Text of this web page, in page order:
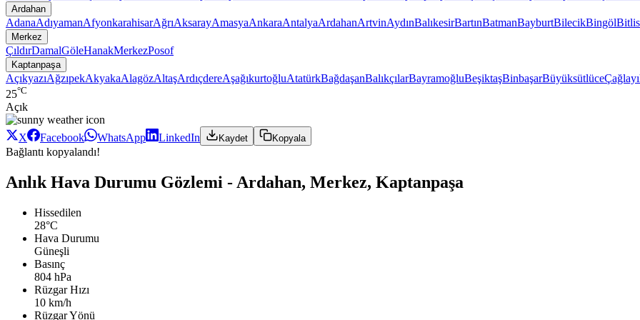
Ardahan
AdanaAdıyamanAfyonkarahisarAğrıAksarayAmasyaAnkaraAntalyaArdahanArtvinAydınBalıkesirBartınBatmanBayburtBilecikBingölBitlis
Merkez
ÇıldırDamalGöleHanakMerkezPosof
Kaptanpaşa
AçıkyazıAğzıpekAkyakaAlagözAltaşArdıçdereAşağıkurtoğluAtatürkBağdaşanBalıkçılarBayramoğluBeşiktaşBinbaşarBüyüksütlüce
25°C
Açık
X Facebook WhatsApp LinkedIn Kaydet Kopyala
Bağlantı kopyalandı!
Anlık Hava Durumu Gözlemi - Ardahan, Merkez, Kaptanpaşa
Hissedilen
28°C
Hava Durumu
Güneşli
Basınç
804 hPa
Rüzgar Hızı
10 km/h
Rüzgar Yönü